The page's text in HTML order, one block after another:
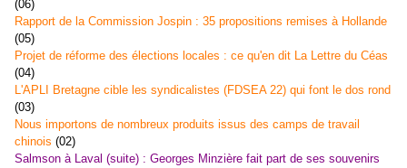
(06)
Rapport de la Commission Jospin : 35 propositions remises à Hollande
(05)
Projet de réforme des élections locales : ce qu'en dit La Lettre du Céas
(04)
L'APLI Bretagne cible les syndicalistes (FDSEA 22) qui font le dos rond
(03)
Nous importons de nombreux produits issus des camps de travail
chinois (02)
Salmson à Laval (suite) : Georges Minzière fait part de ses souvenirs